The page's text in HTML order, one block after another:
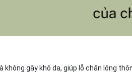
không gây khô da, giúp lỗ chân lông